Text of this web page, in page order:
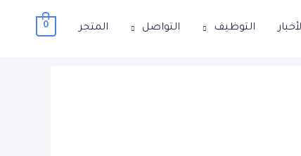
التوظيف التواصل المتجر 0